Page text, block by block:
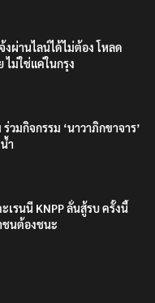
งผ่านไลน์ได้ไม่ต้อง โหลด
ไม่ใช่แค่ในกรุง
วมกิจกรรม ‘นาวาภิกขาจาร’
ำ
เรนนี KNPP ลั่นสู้รบ ครั้งนี้
ชนต้องชนะ